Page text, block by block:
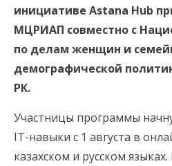
инициативе Astana Hub
МЦРИАП совместно с
по делам женщин и
демографической
РК.
Участницы программы
ІТ-навыки с 1 августа в
казахском и русском